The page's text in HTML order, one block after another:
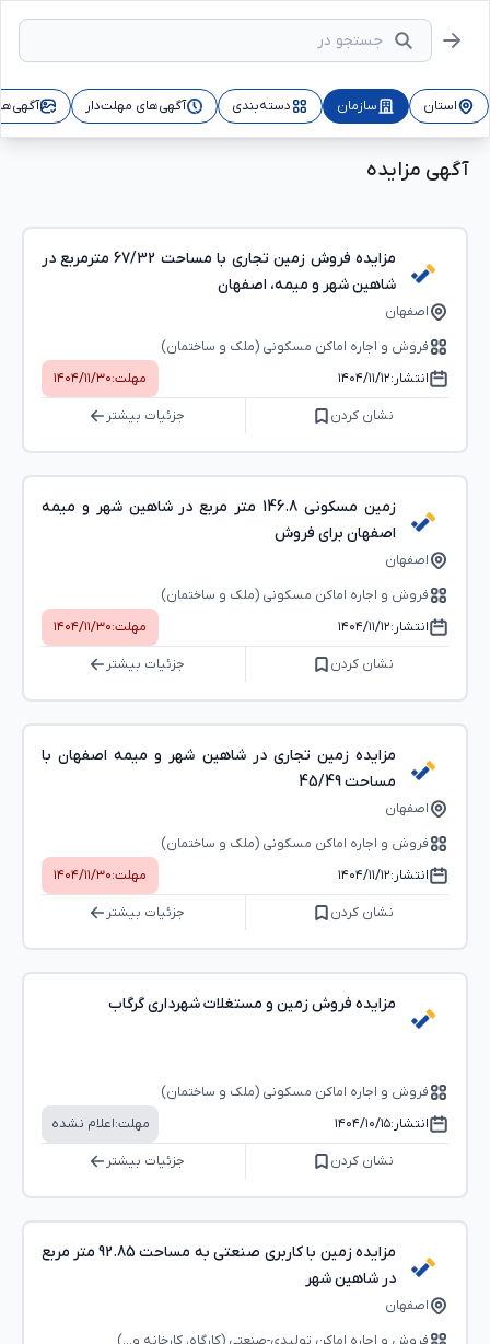
استان سازمان دسته‌بندی آگهی‌های مهلت‌دار
آگهی مزایده
مزایده فروش زمین تجاری با مساحت 67/32 مترمربع در
شاهین شهر و میمه، اصفهان
اصفهان
فروش و اجاره اماکن مسکونی (ملک و ساختمان)
انتشار:۱۴۰۴/۱۱/۱۲ مهلت:۱۴۰۴/۱۱/۳۰
نشان کردن جزئیات بیشتر
زمین مسکونی 146.8 متر مربع در شاهین شهر و میمه
اصفهان برای فروش
اصفهان
فروش و اجاره اماکن مسکونی (ملک و ساختمان)
انتشار:۱۴۰۴/۱۱/۱۲ مهلت:۱۴۰۴/۱۱/۳۰
نشان کردن جزئیات بیشتر
مزایده زمین تجاری در شاهین شهر و میمه اصفهان با
مساحت 45/49
اصفهان
فروش و اجاره اماکن مسکونی (ملک و ساختمان)
انتشار:۱۴۰۴/۱۱/۱۲ مهلت:۱۴۰۴/۱۱/۳۰
نشان کردن جزئیات بیشتر
مزایده فروش زمین و مستغلات شهرداری گرگاب
فروش و اجاره اماکن مسکونی (ملک و ساختمان)
انتشار:۱۴۰۴/۱۰/۱۵ مهلت:اعلام نشده
نشان کردن جزئیات بیشتر
مزایده زمین با کاربری صنعتی به مساحت 92.85 متر مربع
در شاهین شهر
اصفهان